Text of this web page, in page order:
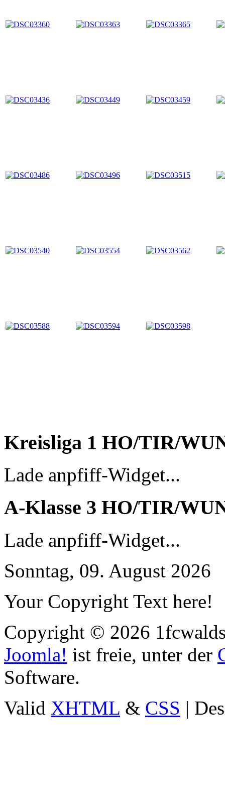
Kreisliga 1 HO/TIR/
Lade anpfiff-Widget...
A-Klasse 3 HO/TIR/
Lade anpfiff-Widget...
Sonntag, 09. August 2026
Your Copyright Text here!
Copyright © 2026
Joomla! ist freie, unter der
Software.
Valid XHTML & CSS |